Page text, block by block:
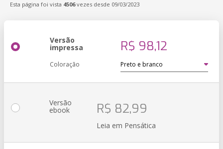
Esta página foi vista 4506vezes desde 09/03/2023
Versão
impressa R$ 98,12
Coloração
Versão
ebook R$ 82,99
Leia em Pensática